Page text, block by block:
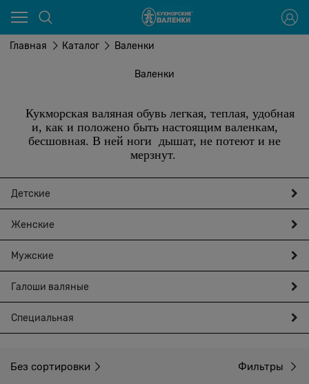
Главная Каталог Валенки
Валенки
Кукморская валяная обувь легкая, теплая, удобная
и, как и положено быть настоящим валенкам,
бесшовная. В ней ноги дышат, не потеют и не
мерзнут.
Детские
Женские
Мужские
Галоши валяные
Специальная
Без сортировки Фильтры